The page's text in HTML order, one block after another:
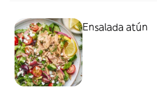
Ensalada atún